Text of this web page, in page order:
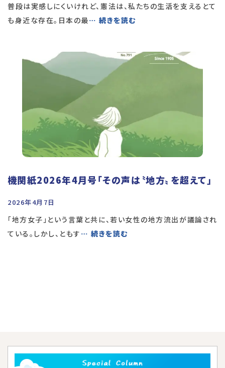
普段は実感しにくいけれど、憲法は、私たちの生活を支えるとて
も身近な存在。日本の最… 続きを読む
機関紙2026年4月号「その声は〝地方〟を超えて」
2026年4月7日
「地方女子」という言葉と共に、若い女性の地方流出が議論され
ている。しかし、ともす … 続きを読む